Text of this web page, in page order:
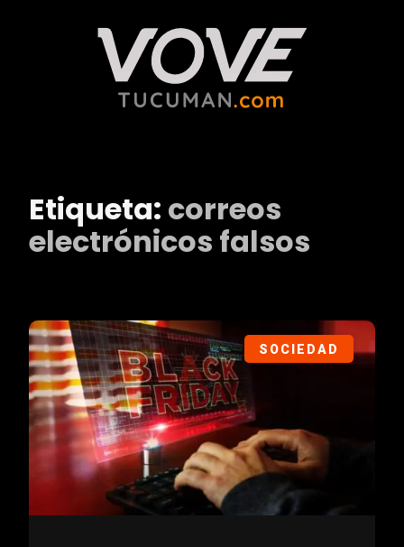
Etiqueta: correos
electrónicos falsos
SOCIEDAD